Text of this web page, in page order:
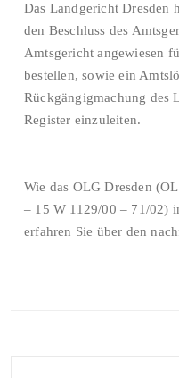
Das Landgericht Dresden
den Beschluss des
Amtsgericht angewiesen
bestellen, sowie ein
Rückgängigmachung des
Register einzuleiten.
Wie das OLG Dresden
– 15 W 1129/00 – 71/02)
erfahren Sie über den